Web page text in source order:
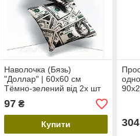
Наволочка (Бязь)
"Доллар" | 60х60 см
Тёмно-зелений від 2х шт
97₴
Купити 304